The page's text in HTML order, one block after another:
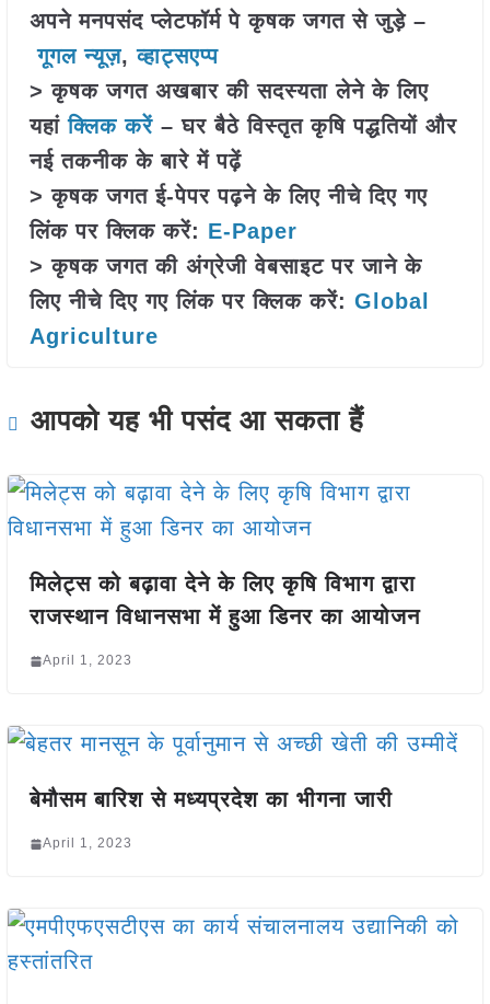
अपने मनपसंद प्लेटफॉर्म पे कृषक जगत से जुड़े –
गूगल न्यूज़,व्हाट्सएप्प
> कृषक जगत अखबार की सदस्यता लेने के लिए
यहांक्लिक करें– घर बैठे विस्तृत कृषि पद्धतियों और
नई तकनीक के बारे में पढ़ें
> कृषक जगत ई-पेपर पढ़ने के लिए नीचे दिए गए
लिंक पर क्लिक करें: E-Paper
> कृषक जगत की अंग्रेजी वेबसाइट पर जाने के
लिए नीचे दिए गए लिंक पर क्लिक करें: Global
Agriculture
आपको यह भी पसंद आ सकता हैं
मिलेट्स को बढ़ावा देने के लिए कृषि विभाग द्वारा
राजस्थान विधानसभा में हुआ डिनर का आयोजन
April 1, 2023
बेमौसम बारिश से मध्यप्रदेश का भीगना जारी
April 1, 2023